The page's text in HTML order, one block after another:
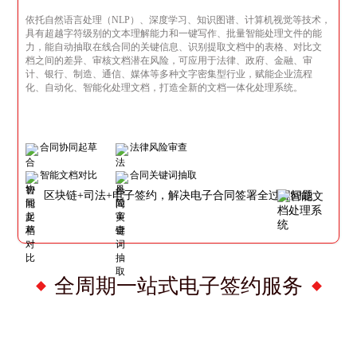
依托自然语言处理（NLP）、深度学习、知识图谱、计算机视觉等技术，
具有超越字符级别的文本理解能力和一键写作、批量智能处理文件的能
力，能自动抽取在线合同的关键信息、识别提取文档中的表格、对比文
档之间的差异、审核文档潜在风险，可应用于法律、政府、金融、审
计、银行、制造、通信、媒体等多种文字密集型行业，赋能企业流程
化、自动化、智能化处理文档，打造全新的文档一体化处理系统。
合同协同起草 法律风险审查
智能文档对比 合同关键词抽取
全周期一站式电子签约服务
区块链+司法+电子签约，解决电子合同签署全过程问题